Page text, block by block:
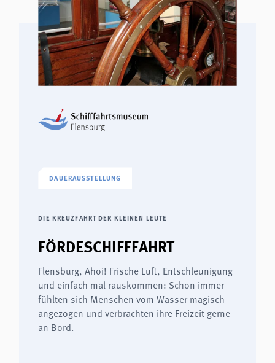
DAUERAUSSTELLUNG
DIE KREUZFAHRT DER KLEINEN LEUTE
FÖRDESCHIFFFAHRT
Flensburg, Ahoi! Frische Luft, Entschleunigung
und einfach mal rauskommen: Schon immer
fühlten sich Menschen vom Wasser magisch
angezogen und verbrachten ihre Freizeit gerne
an Bord.